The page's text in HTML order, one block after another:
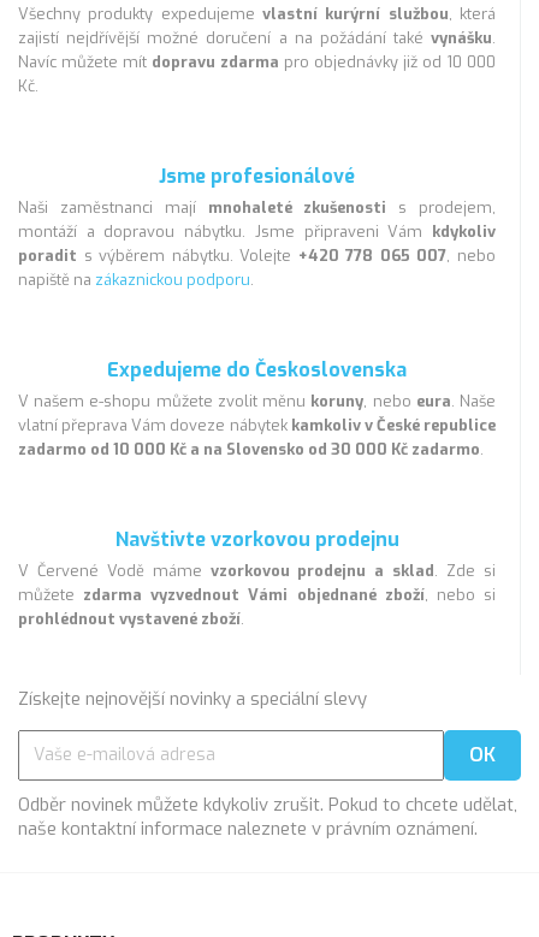
Všechny produkty expedujeme vlastní kurýrní službou, která
zajistí nejdřívější možné doručení a na požádání také vynášku.
Navíc můžete mít dopravu zdarma pro objednávky již od 10 000
Kč.
Jsme profesionálové
Naši zaměstnanci mají mnohaleté zkušenosti s prodejem,
montáží a dopravou nábytku. Jsme připraveni Vám kdykoliv
poradit s výběrem nábytku. Volejte +420 778 065 007, nebo
napiště na zákaznickou podporu.
Expedujeme do Československa
V našem e-shopu můžete zvolit měnu koruny, nebo eura. Naše
vlatní přeprava Vám doveze nábytek kamkoliv v České republice
zadarmo od 10 000 Kč a na Slovensko od 30 000 Kč zadarmo.
Navštivte vzorkovou prodejnu
V Červené Vodě máme vzorkovou prodejnu a sklad. Zde si
můžete zdarma vyzvednout Vámi objednané zboží, nebo si
prohlédnout vystavené zboží.
Získejte nejnovější novinky a speciální slevy
Odběr novinek můžete kdykoliv zrušit. Pokud to chcete udělat,
naše kontaktní informace naleznete v právním oznámení.